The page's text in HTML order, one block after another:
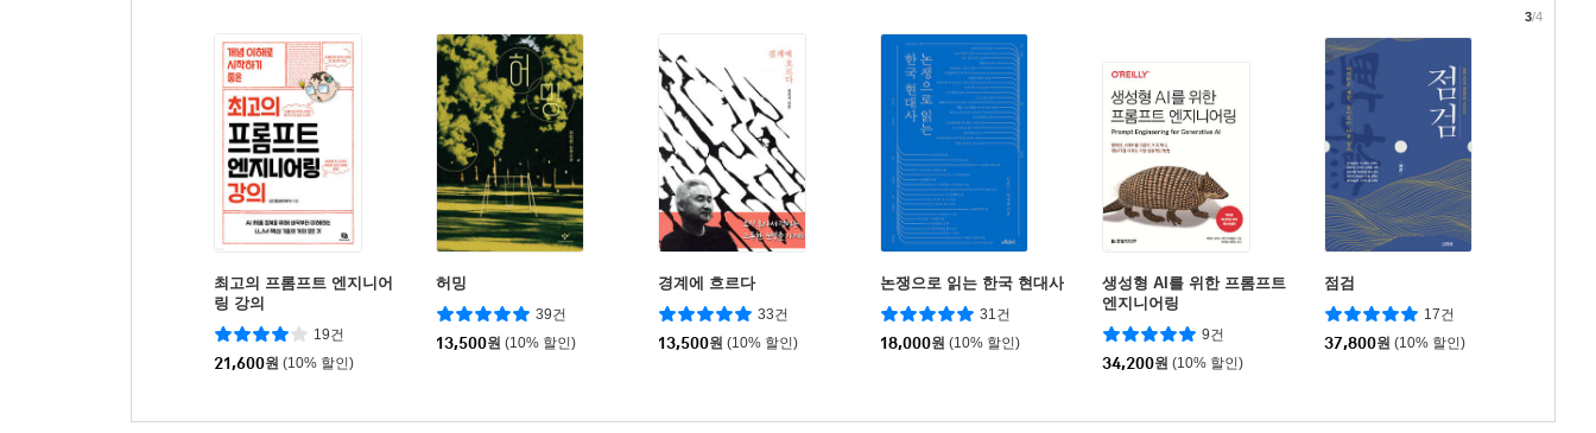
최고의 프롬프트 엔지니어
링 강의
19건
21,600원 (10% 할인)
허밍
39건
13,500원 (10% 할인)
경계에 흐르다
33건
13,500원 (10% 할인)
논쟁으로 읽는 한국 현대사
31건
18,000원 (10% 할인)
생성형 AI를 위한 프롬프트
엔지니어링
9건
34,200원 (10% 할인)
점검
17건
37,800원 (10% 할인)
3/4